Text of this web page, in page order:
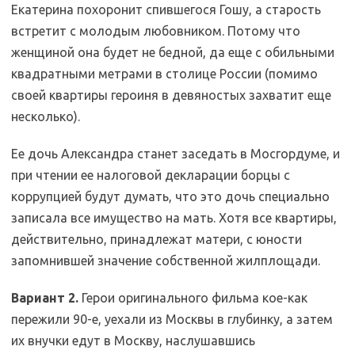
Екатерина похоронит спившегося Гошу, а старость
встретит с молодым любовником. Потому что
женщиной она будет не бедной, да еще с обильными
квадратными метрами в столице России (помимо
своей квартиры героиня в девяностых захватит еще
несколько).
Ее дочь Александра станет заседать в Мосгордуме, и
при чтении ее налоговой декларации борцы с
коррупцией будут думать, что это дочь специально
записала все имущество на мать. Хотя все квартиры,
действительно, принадлежат матери, с юности
запомнившей значение собственной жилплощади.
Вариант 2. Герои оригинального фильма кое-как
пережили 90-е, уехали из Москвы в глубинку, а затем
их внучки едут в Москву, наслушавшись